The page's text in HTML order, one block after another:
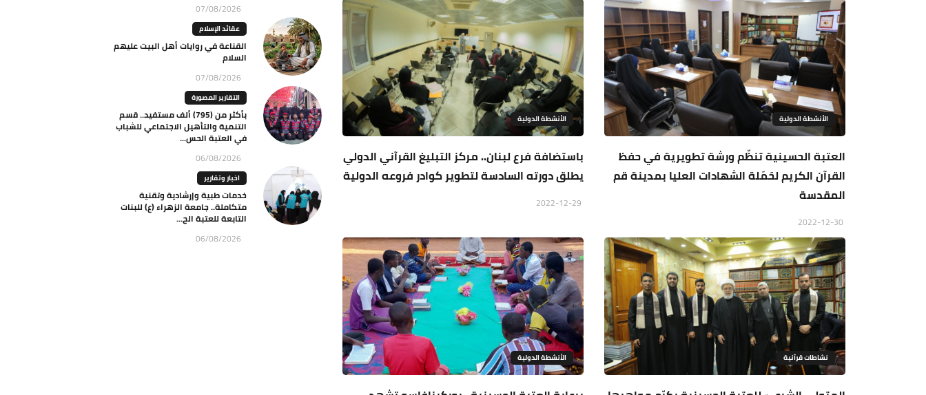
الأنشطة الدولية
العتبة الحسينية تنظّم ورشة تطويرية في حفظ
القرآن الكريم لحَمَلة الشهادات العليا بمدينة قم
المقدسة
الأنشطة الدولية
باستضافة فرع لبنان.. مركز التبليغ القرآني الدولي
يطلق دورته السادسة لتطوير كوادر فروعه الدولية
نشاطات قرآنية الأنشطة الدولية
07/08/2026
عقائد الإسلام
القناعة في روايات أهل البيت عليهم
السلام
07/08/2026
التقارير المصورة
بأكثر من (795) ألف مستفيد.. قسم
التنمية والتأهيل الاجتماعي للشباب
في العتبة الحس...
06/08/2026
اخبار وتقارير
خدمات طبية وإرشادية وتقنية
متكاملة.. جامعة الزهراء (ع) للبنات
التابعة للعتبة الح...
06/08/2026